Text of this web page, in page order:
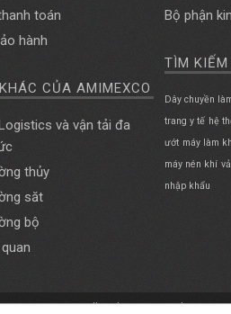
toán
hành
CỦA AMIMEXCO
và vận tải đa
thủy
săt
bộ
Bộ phận
TÌM KIẾM
Dây chuyền
trang y tế hệ
ướt máy làm
máy nén khí
nhập khẩu
Amimexco.com All Rights Reserved